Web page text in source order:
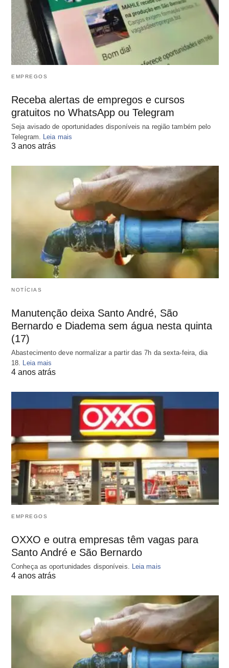
EMPREGOS
Receba alertas de empregos e cursos
gratuitos no WhatsApp ou Telegram
Seja avisado de oportunidades disponíveis na região também pelo
Telegram.
Leia mais
3 anos atrás
NOTÍCIAS
Manutenção deixa Santo André, São
Bernardo e Diadema sem água nesta quinta
(17)
Abastecimento deve normalizar a partir das 7h da sexta-feira, dia
18. Leia mais
4 anos atrás
EMPREGOS
OXXO e outra empresas têm vagas para
Santo André e São Bernardo
Conheça as oportunidades disponíveis. Leia mais
4 anos atrás